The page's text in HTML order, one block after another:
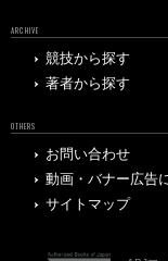
ARCHIVE
競技から探す
著者から探す
OTHERS
お問い合わせ
動画・バナー広告
サイトマップ